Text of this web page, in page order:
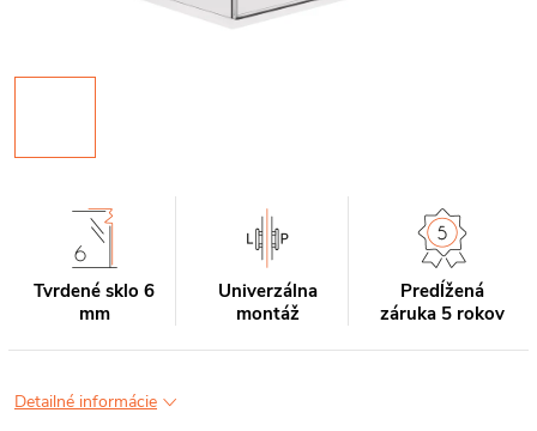
Tvrdené sklo 6
mm
Univerzálna
montáž
Predĺžená
záruka 5 rokov
Detailné informácie